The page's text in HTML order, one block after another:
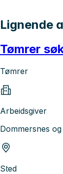
Lignende
Tømrer
Tømrer
Arbeidsgiver
Dommersnes
Sted